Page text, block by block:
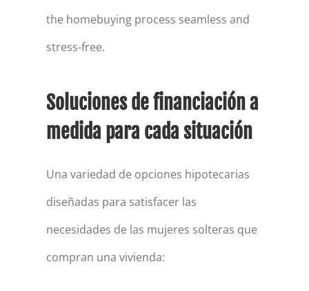
the homebuying process seamless and
stress-free.
Soluciones de financiación a
medida para cada situación
Una variedad de opciones hipotecarias
diseñadas para satisfacer las
necesidades de las mujeres solteras que
compran una vivienda: